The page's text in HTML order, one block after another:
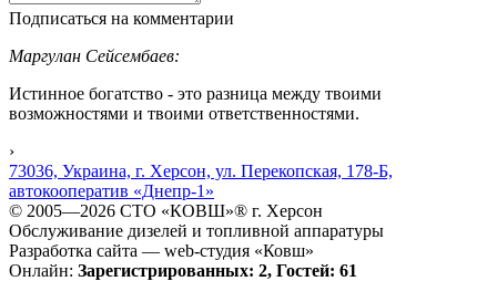
Подписаться на комментарии
Маргулан Сейсембаев:
Истинное богатство - это разница между твоими
возможностями и твоими ответственностями.
›
73036, Украина, г. Херсон, ул. Перекопская, 178-Б,
автокооператив «Днепр-1»
© 2005—2026 СТО «КОВШ»® г. Херсон
Обслуживание дизелей и топливной аппаратуры
Разработка сайта — web-студия «Ковш»
Онлайн: Зарегистрированных: 2, Гостей: 61